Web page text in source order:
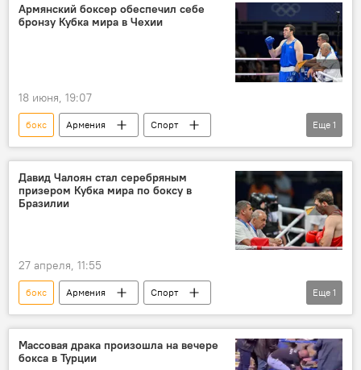
Армянский боксер обеспечил себе
бронзу Кубка мира в Чехии
18 июня, 19:07
бокс Армения
Спорт
Новости Армения
Еще 1
Давид Чалоян стал серебряным
призером Кубка мира по боксу в
Бразилии
27 апреля, 11:55
бокс Армения
Спорт
Новости Армения
Еще 1
Массовая драка произошла на вечере
бокса в Турции